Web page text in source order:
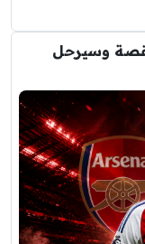
وسيرحل